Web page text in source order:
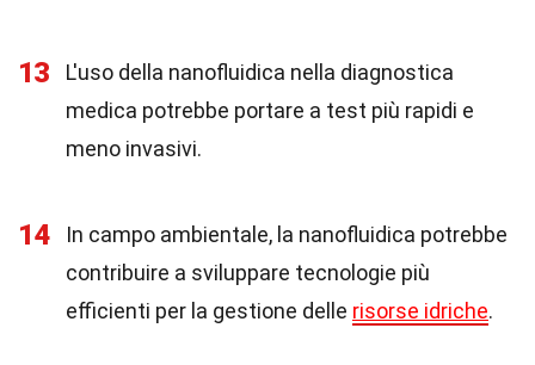
13
L'uso della nanofluidica nella diagnostica
medica potrebbe portare a test più rapidi e
meno invasivi.
14
In campo ambientale, la nanofluidica potrebbe
contribuire a sviluppare tecnologie più
efficienti per la gestione delle risorse idriche.